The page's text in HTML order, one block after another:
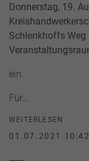
Donnerstag, 19.
Schlenkhoffs Weg
ein.
Für…
WEITERLESEN
01.07.2021 10:42